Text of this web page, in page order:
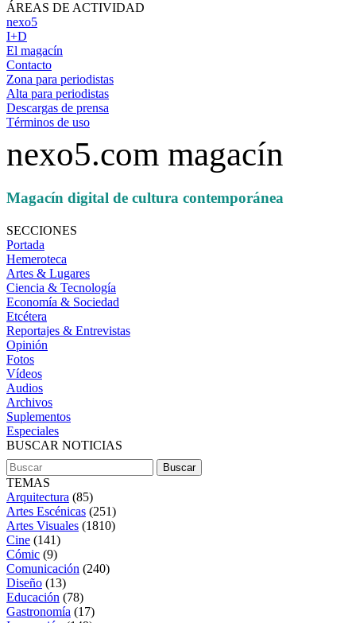
ÁREAS DE ACTIVIDAD
nexo5
I+D
El magacín
Contacto
Zona para periodistas
Alta para periodistas
Descargas de prensa
Términos de uso
nexo5.com magacín
Magacín digital de cultura contemporánea
SECCIONES
Portada
Hemeroteca
Artes & Lugares
Ciencia & Tecnología
Economía & Sociedad
Etcétera
Reportajes & Entrevistas
Opinión
Fotos
Vídeos
Audios
Archivos
Suplementos
Especiales
BUSCAR NOTICIAS
TEMAS
Arquitectura (85)
Artes Escénicas (251)
Artes Visuales (1810)
Cine (141)
Cómic (9)
Comunicación (240)
Diseño (13)
Educación (78)
Gastronomía (17)